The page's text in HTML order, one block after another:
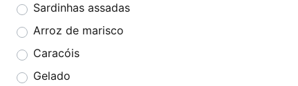
Sardinhas assadas
Arroz de marisco
Caracóis
Gelado